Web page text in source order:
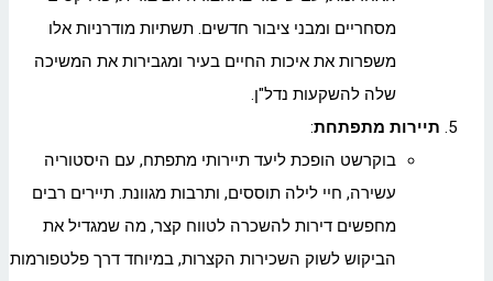
מסחריים ומבני ציבור חדשים. תשתיות מודרניות אלו
משפרות את איכות החיים בעיר ומגבירות את המשיכה
שלה להשקעות נדל"ן.
תיירות מתפתחת:
בוקרשט הופכת ליעד תיירותי מתפתח, עם היסטוריה
עשירה, חיי לילה תוססים, ותרבות מגוונת. תיירים רבים
מחפשים דירות להשכרה לטווח קצר, מה שמגדיל את
הביקוש לשוק השכירות הקצרות, במיוחד דרך פלטפורמות